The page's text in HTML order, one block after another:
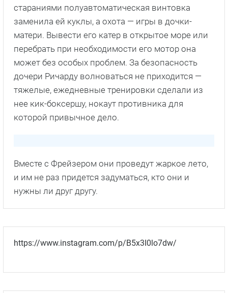
стараниями полуавтоматическая винтовка
заменила ей куклы, а охота — игры в дочки-
матери. Вывести его катер в открытое море или
перебрать при необходимости его мотор она
может без особых проблем. За безопасность
дочери Ричарду волноваться не приходится —
тяжелые, ежедневные тренировки сделали из
нее кик-боксершу, нокаут противника для
которой привычное дело.
Вместе с Фрейзером они проведут жаркое лето,
и им не раз придется задуматься, кто они и
нужны ли друг другу.
https://www.instagram.com/p/B5x3I0lo7dw/